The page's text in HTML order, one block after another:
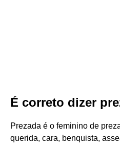
É correto dizer
Prezada é o feminino de
querida, cara, benquista,